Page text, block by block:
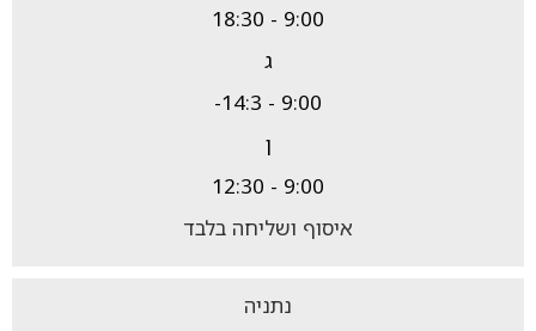
9:00 - 18:30
ג
9:00 - 14:3-
ן
9:00 - 12:30
איסוף ושליחה בלבד
נתניה